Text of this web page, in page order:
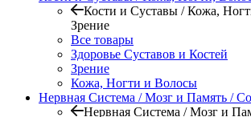
Кости и Суставы / Кожа,
Зрение
Все товары
Здоровье Суставов и Костей
Зрение
Кожа, Ногти и Волосы
Нервная Система / Мозг и Память /
Нервная Система / Мозг и